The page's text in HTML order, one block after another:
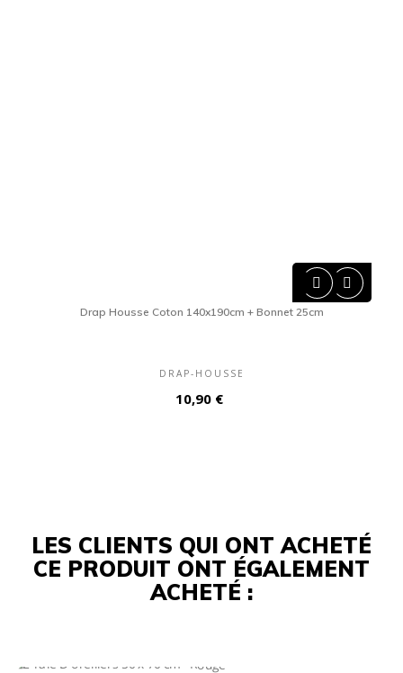


Drap Housse Coton 140x190cm + Bonnet 25cm
DRAP-HOUSSE
Prix
10,90 €
LES CLIENTS QUI ONT ACHETÉ
CE PRODUIT ONT ÉGALEMENT
ACHETÉ :